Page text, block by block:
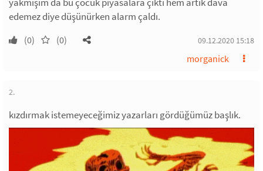
edemez diye düşünürken alarm çaldı.
(0) (0) 09.12.2020 15:18
morganick
2.
kızdırmak istemeyeceğimiz yazarları gördüğümüz başlık.